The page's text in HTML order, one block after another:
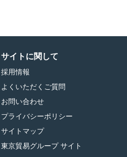
サイトに関して
採用情報
よくいただくご質問
お問い合わせ
プライバシーポリシー
サイトマップ
東京貿易グループ サイト